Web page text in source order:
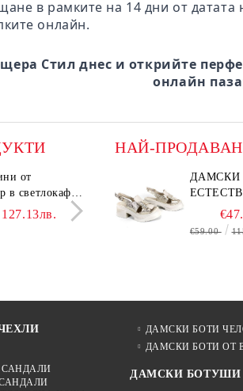
в рамките на 14 дни от
онлайн.
Стил днес и открийте
онлайн
от
в светлокафяв
127.13лв.
Дамски
естествен
цвят – Vero
€65.00
НАЙ-
ДАМСКИ
€59.00
ДАМСКИ БОТИ
ДАМСКИ БОТИ ОТ
ДАМСКИ БОТУШИ